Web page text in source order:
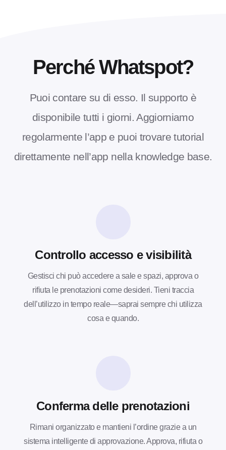
Perché Whatspot?
Puoi contare su di esso. Il supporto è
disponibile tutti i giorni.Aggiorniamo
regolarmente l’app e puoi trovare tutorial
direttamente nell’app nella knowledge base.
Controllo accesso e visibilità
Gestisci chi può accedere a sale e spazi, approva o
rifiuta le prenotazioni come desideri. Tieni traccia
dell’utilizzo in tempo reale—saprai sempre chi utilizza
cosa e quando.
Conferma delle prenotazioni
Rimani organizzato e mantieni l’ordine grazie a un
sistema intelligente di approvazione. Approva, rifiuta o